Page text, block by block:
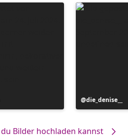
Beitrag
veröffentlicht
die_denise__
Bilder hochladen kannst